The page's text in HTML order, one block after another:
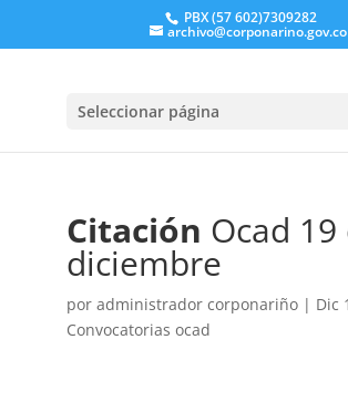
PBX (57 602)7309282
archivo@corponarino.gov.co
Seleccionar página
Citación Ocad 19
diciembre
por administrador corponariño| Dic
Convocatorias ocad